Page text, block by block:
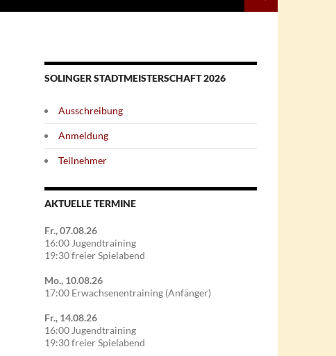
SOLINGER STADTMEISTERSCHAFT 2026
Ausschreibung
Anmeldung
Teilnehmer
AKTUELLE TERMINE
Fr., 07.08.26
16:00 Jugendtraining
19:30 freier Spielabend
Mo., 10.08.26
17:00 Erwachsenentraining (Anfänger)
Fr., 14.08.26
16:00 Jugendtraining
19:30 freier Spielabend